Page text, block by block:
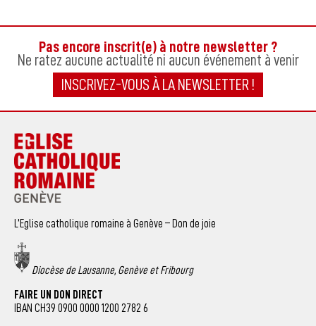
Pas encore inscrit(e) à notre newsletter ?
Ne ratez aucune actualité ni aucun événement à venir
INSCRIVEZ-VOUS À LA NEWSLETTER !
L’Eglise catholique romaine à Genève – Don de joie
Diocèse de Lausanne, Genève et Fribourg
FAIRE UN DON DIRECT
IBAN CH39 0900 0000 1200 2782 6